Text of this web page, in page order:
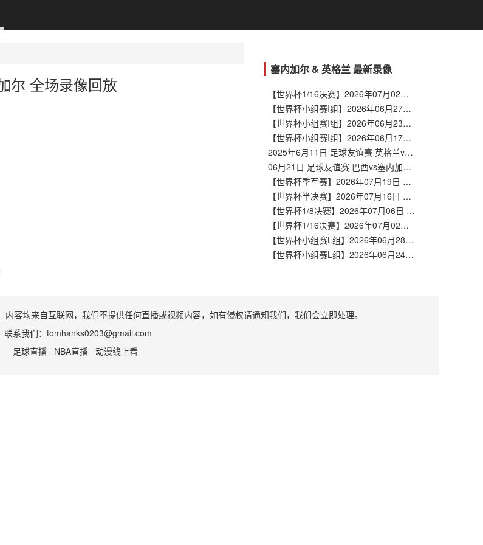
尔 全场录像回放
塞内加尔 & 英格兰 最新录像
【世界杯1/16决赛】2026年07月02日 比利时vs塞内加尔 全场录像在线回放
【世界杯小组赛I组】2026年06月27日 塞内加尔vs伊拉克 全场录像在线回放
【世界杯小组赛I组】2026年06月23日 挪威vs塞内加尔 全场录像在线回放
【世界杯小组赛I组】2026年06月17日 法国vs塞内加尔 全场录像在线回放
2025年6月11日 足球友谊赛 英格兰vs塞内加尔 全场录像回放
06月21日 足球友谊赛 巴西vs塞内加尔 全场录像集锦
【世界杯季军赛】2026年07月19日 法国vs英格兰 全场录像在线回放
【世界杯半决赛】2026年07月16日 英格兰vs阿根廷 全场录像在线回放
【世界杯1/8决赛】2026年07月06日 墨西哥vs英格兰 全场录像在线回放
【世界杯1/16决赛】2026年07月02日 英格兰vs民主刚果 全场录像在线回放
【世界杯小组赛L组】2026年06月28日 巴拿马vs英格兰 全场录像在线回放
【世界杯小组赛L组】2026年06月24日 英格兰vs加纳 全场录像在线回放
容均来自互联网，我们不提供任何直播或视频内容，如有侵权请通知我们，我们会立即处理。
联系我们： tomhanks0203@gmail.com
足球直播
NBA直播 动漫线上看